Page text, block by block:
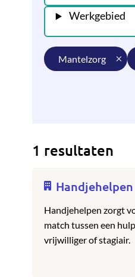
Werkgebied
mantelzorg
1 resultaten
Handjehelpen
Handjehelpen zorgt
match tussen een
vrijwilliger of stagiair.